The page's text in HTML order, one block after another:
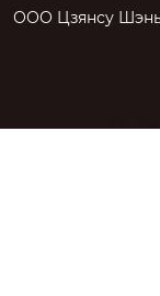
ООО Цзянсу